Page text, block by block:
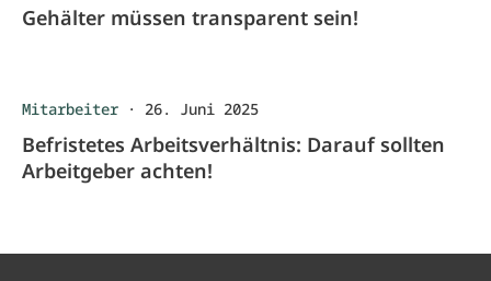
Gehälter müssen transparent sein!
Mitarbeiter · 26. Juni 2025
Befristetes Arbeitsverhältnis: Darauf sollten
Arbeitgeber achten!